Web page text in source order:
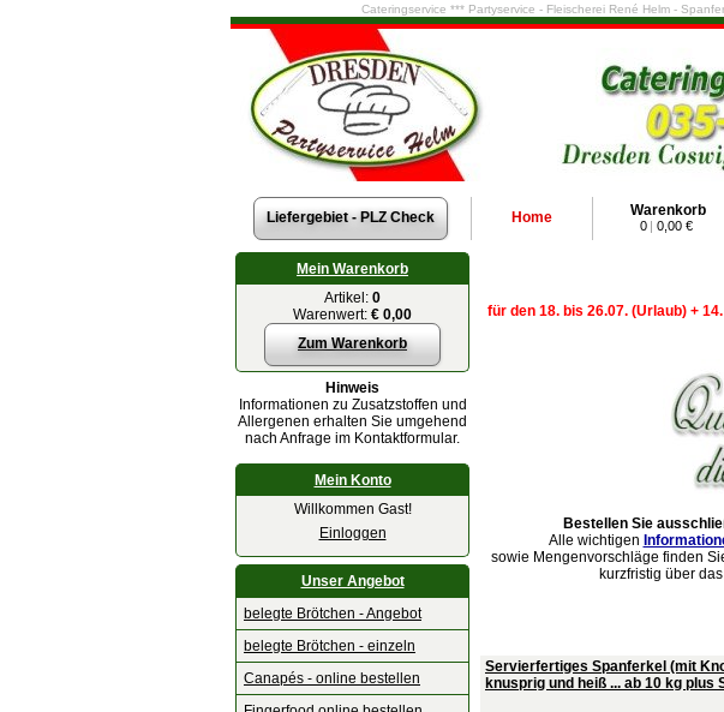
Cateringservice *** Partyservice - Fleischerei René Helm -
Liefergebiet - PLZ Check Home Warenkorb
0 | 0,00 €
Mein Warenkorb
Artikel: 0
Warenwert: € 0,00
Zum Warenkorb
Hinweis
Informationen zu Zusatzstoffen und
Allergenen erhalten Sie umgehend
nach Anfrage im Kontaktformular.
Mein Konto
Willkommen Gast!
Einloggen
Unser Angebot
belegte Brötchen - Angebot
belegte Brötchen - einzeln
Canapés - online bestellen
für den 18. bis 26.07. (Urlaub) +
Bestellen Sie
Alle wichtigen
sowie Mengenvorschläge finden
kurzfristig über das
Servierfertiges Spanferkel (mit
knusprig und heiß ... ab 10 kg